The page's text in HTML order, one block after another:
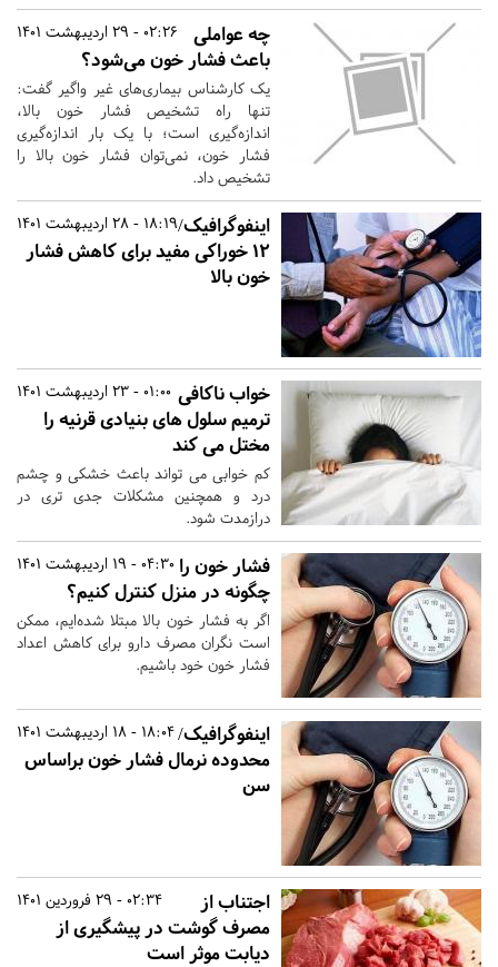
02:26 - 29 اردیبهشت 1401
چه عواملی
باعث فشار خون می‌شود؟
یک کارشناس بیماری‌های غیر واگیر گفت:
تنها راه تشخیص فشار خون بالا،
اندازه‌گیری است؛ با یک ‌بار اندازه‌گیری
فشار خون، نمی‌توان فشار خون بالا را
تشخیص داد.
18:19 - 28 اردیبهشت 1401اینفوگرافیک/
۱۲ خوراکی مفید برای کاهش فشار
خون بالا
01:00 - 23 اردیبهشت 1401 خواب ناکافی
ترمیم سلول های بنیادی قرنیه را
مختل می کند
کم خوابی می تواند باعث خشکی و چشم
درد و همچنین مشکلات جدی تری در
درازمدت شود.
04:30 - 19 اردیبهشت 1401 فشار خون را
چگونه در منزل کنترل کنیم؟
اگر به فشار خون بالا مبتلا شده‌ایم، ممکن
است نگران مصرف دارو برای کاهش اعداد
فشار خون خود باشیم.
18:04 - 18 اردیبهشت 1401اینفوگرافیک/
محدوده نرمال فشار خون براساس
سن
02:34 - 29 فروردین 1401
اجتناب از
مصرف گوشت در پیشگیری از
دیابت موثر است